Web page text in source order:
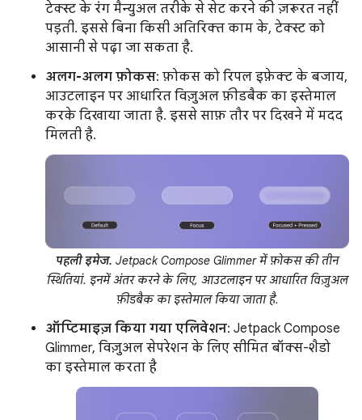
टेक्स्ट के रंग मैन्युअल तरीके से सेट करने की ज़रूरत नहीं
पड़ती. इससे बिना किसी अतिरिक्त काम के, टेक्स्ट को
आसानी से पढ़ा जा सकता है.
अलग-अलग फ़ोकस: फ़ोकस को रिपल इफ़ेक्ट के बजाय,
आउटलाइन पर आधारित विज़ुअल फ़ीडबैक का इस्तेमाल
करके दिखाया जाता है. इससे साफ़ तौर पर दिखने में मदद
मिलती है.
पहली इमेज. Jetpack Compose Glimmer में फ़ोकस की तीन
स्थितियां. इनमें अंतर करने के लिए, आउटलाइन पर आधारित विज़ुअल
फ़ीडबैक का इस्तेमाल किया जाता है.
ऑप्टिमाइज़ किया गया एलिवेशन: Jetpack Compose
Glimmer, विज़ुअल सेपरेशन के लिए सीमित बॉक्स-शैडो
का इस्तेमाल करता है